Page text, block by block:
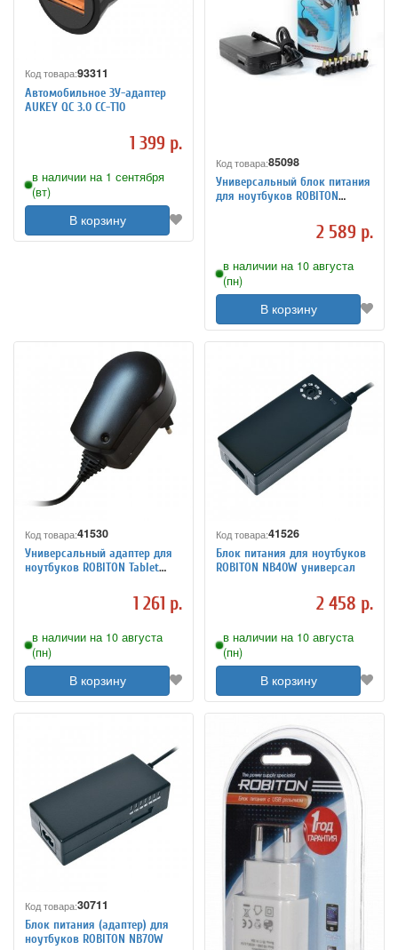
Код товара:93311
Автомобильное ЗУ-адаптер
AUKEY QC 3.0 CC-T10
1 399 р.
в наличии на 1 сентября
(вт)
В корзину
Код товара:85098
Универсальный блок питания
для ноутбуков ROBITON
2 589 р.
в наличии на 10 августа
(пн)
В корзину
Код товара:41530
Универсальный адаптер для
ноутбуков ROBITON Tablet
1 261 р.
в наличии на 10 августа
(пн)
В корзину
Код товара:41526
Блок питания для ноутбуков
ROBITON NB40W универсал
2 458 р.
в наличии на 10 августа
(пн)
В корзину
Код товара:30711
Блок питания (адаптер) для
ноутбуков ROBITON NB70W